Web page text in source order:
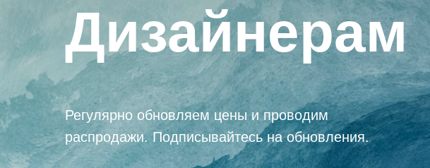
Дизайнерам
Регулярно обновляем цены и проводим
распродажи. Подписывайтесь на обновления.